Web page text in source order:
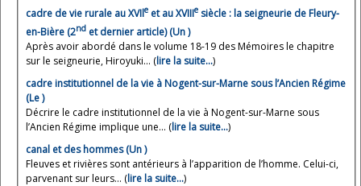
cadre de vie rurale au XVIle et au XVIIIe siècle : la seigneurie de Fleury-
en-Bière (2nd et dernier article) (Un )
Après avoir abordé dans le volume 18-19 des Mémoires le chapitre
sur le seigneurie, Hiroyuki... (lire la suite…)
cadre institutionnel de la vie à Nogent-sur-Marne sous l’Ancien Régime
(Le )
Décrire le cadre institutionnel de la vie à Nogent-sur-Marne sous
l’Ancien Régime implique une... (lire la suite…)
canal et des hommes (Un )
Fleuves et rivières sont antérieurs à l’apparition de l’homme. Celui-ci,
parvenant sur leurs... (lire la suite…)